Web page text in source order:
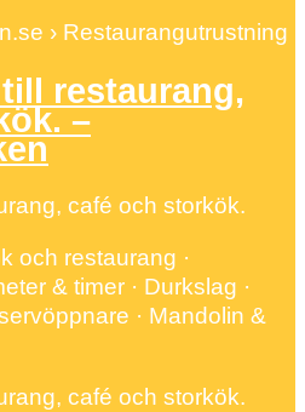
› Restaurangutrustning
restaurang,
–
café och storkök.
och restaurang ·
& timer · Durkslag ·
· Mandolin &
café och storkök.